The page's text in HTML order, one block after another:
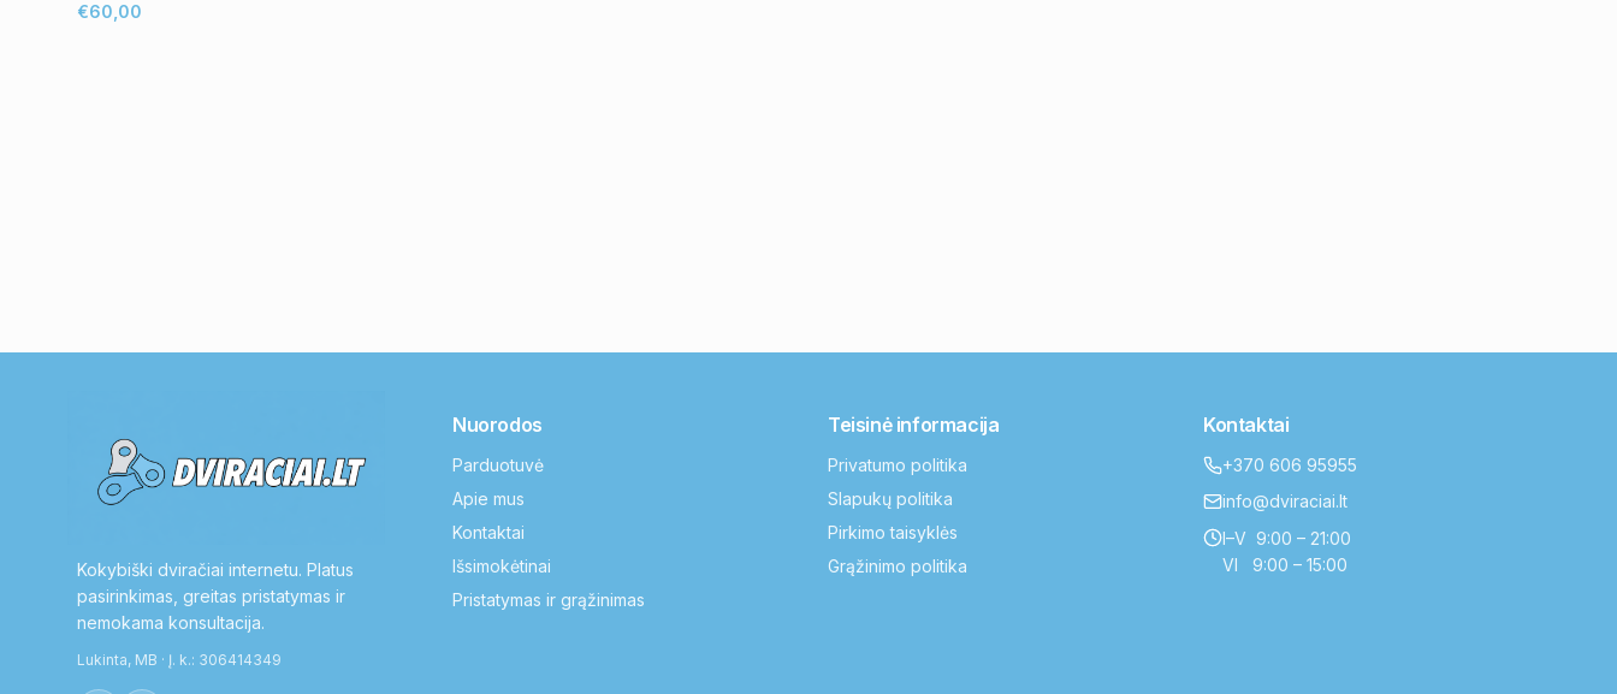
€60,00
Kokybiški dviračiai internetu. Platus
pasirinkimas, greitas pristatymas ir
nemokama konsultacija.
Lukinta, MB · Į. k.: 306414349
Nuorodos
Parduotuvė
Apie mus
Kontaktai
Išsimokėtinai
Pristatymas ir grąžinimas
Teisinė informacija
Privatumo politika
Slapukų politika
Pirkimo taisyklės
Grąžinimo politika
Kontaktai
+370 606 95955
info@dviraciai.lt
I–V 9:00 – 21:00
VI 9:00 – 15:00